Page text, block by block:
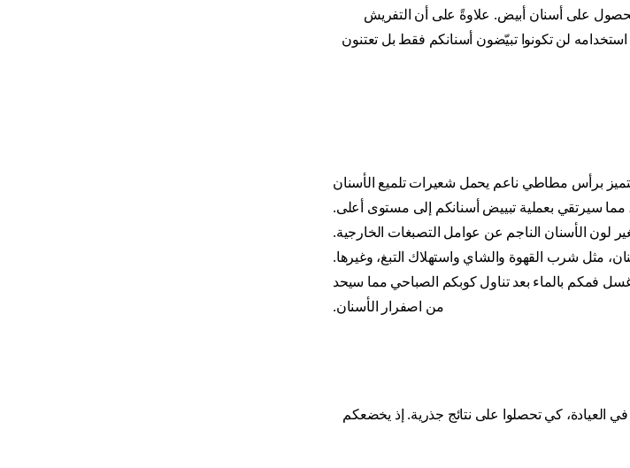
على أسنان أبيض. علاوةً على أن التفريش
استخدامه لن تكونوا تبيّضون أسنانكم فقط بل تعتنون
برأس مطاطي ناعم يحمل شعيرات تلميع الأسنان
مما سيرتقي بعملية تبييض أسنانكم إلى مستوى أعلى.
لون الأسنان الناجم عن عوامل التصبغات الخارجية.
مثل شرب القهوة والشاي واستهلاك التبغ، وغيرها.
فمكم بالماء بعد تناول كوبكم الصباحي مما سيحد
من اصفرار الأسنان.
العيادة، كي تحصلوا على نتائج جذرية. إذ يخضعكم